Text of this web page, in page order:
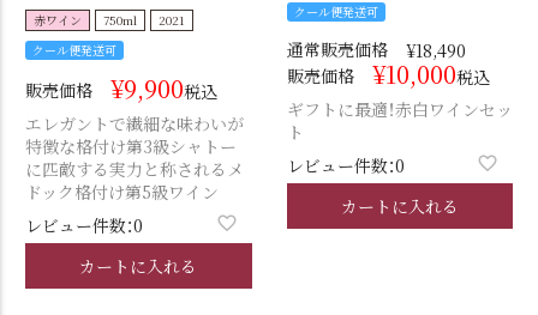
赤ワイン 750ml
2021
クール便発送可
販売価格 ¥9,900税込
エレガントで繊細な味わいが
特徴な格付け第3級シャトー
に匹敵する実力と称されるメ
ドック格付け第5級ワイン
レビュー件数：0
カートに入れる
クール便発送可
通常販売価格 ¥18,490
販売価格
¥10,000税込
ギフトに最適！赤白ワインセッ
ト
レビュー件数：0
カートに入れる